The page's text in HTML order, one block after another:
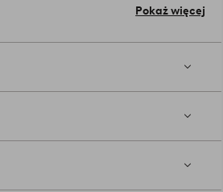
Materiały: 100%
na poduszkę 55x35 cm.
Pokaż więcej